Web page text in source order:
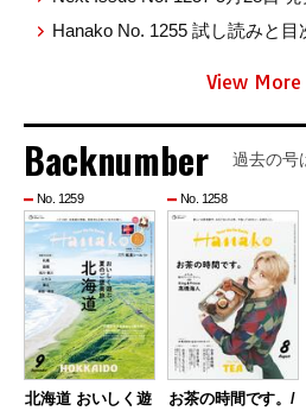
Hanako No. 1255 試し読みと目
View More
Backnumber 過去の号
No. 1259
北海道 おいしく遊
No. 1258
お茶の時間です。/